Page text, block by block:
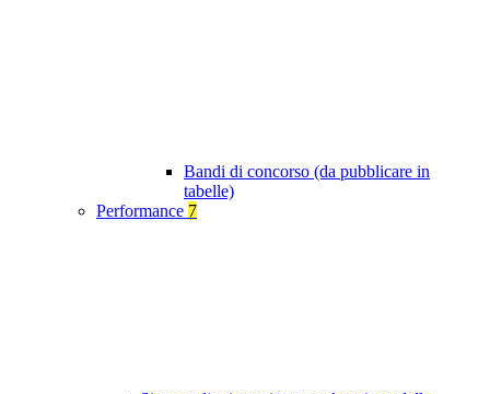
Bandi di concorso (da pubblicare in
tabelle)
Performance 7